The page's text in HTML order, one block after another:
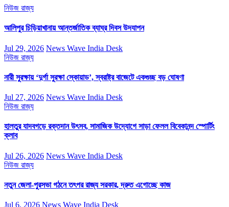
নিউজ রাজ্য
আলিপুর চিড়িয়াখানায় আন্তর্জাতিক ব্যাঘ্র দিবস উদযাপন
Jul 29, 2026 News Wave India Desk
নিউজ রাজ্য
নারী সুরক্ষায় ‘দুর্গা সুরক্ষা স্কোয়াড’, স্বরাষ্ট্র বাজেটে একগুচ্ছ বড় ঘোষণা
Jul 27, 2026 News Wave India Desk
নিউজ রাজ্য
হালতুর যাদবগড়ে রক্তদান উৎসব, সামাজিক উদ্যোগে সাড়া ফেলল বিবেকানন্দ স্পোর্টিং
ক্লাব
Jul 26, 2026 News Wave India Desk
নিউজ রাজ্য
নতুন জেলা-পুরসভা গঠনে তৎপর রাজ্য সরকার, দ্রুত এগোচ্ছে কাজ
Jul 6, 2026 News Wave India Desk